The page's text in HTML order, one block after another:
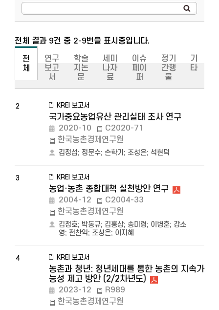
전체 결과 9건 중 2-9번을 표시중입니다.
전
체
연구
보고
서
학술
지논
문
세미
나자
료
이슈
페이
퍼
정기
간행
물
기
타
2 KREI 보고서
국가중요농업유산 관리실태 조사 연구
2020-10
C2020-71
한국농촌경제연구원
김정섭; 정문수; 손학기 ; 조성은; 석현덕
3 KREI 보고서
농업·농촌 종합대책 실천방안 연구
2004-12
C2004-33
한국농촌경제연구원
김정호; 박동규; 김홍상; 송미령; 이병훈; 강소
영; 전찬익; 조성은; 이지혜
4 KREI 보고서
농촌과 청년: 청년세대를 통한 농촌의 지속가
능성 제고 방안 (2/2차년도)
2023-12
R989
한국농촌경제연구원